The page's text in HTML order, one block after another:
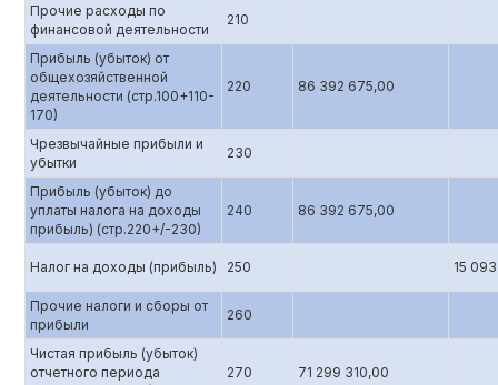
Прочие расходы по
финансовой деятельности
210
Прибыль (убыток) от
общехозяйственной
деятельности (стр.100+110-
170)
220 86 392 675,00
Чрезвычайные прибыли и
убытки
230
Прибыль (убыток) до
уплаты налога на доходы
прибыль) (стр.220+/-230)
240 86 392 675,00
Налог на доходы (прибыль) 250 15
Прочие налоги и сборы от
прибыли
260
Чистая прибыль (убыток)
отчетного периода
270 71 299 310,00